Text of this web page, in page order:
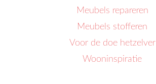
Meubels repareren
Meubels stofferen
Voor de doe hetzelver
Wooninspiratie